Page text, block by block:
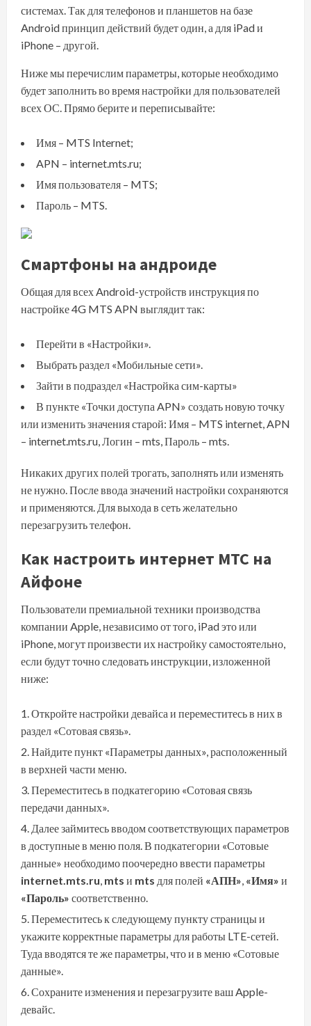
системах. Так для телефонов и планшетов на базе
Android принцип действий будет один, а для iPadи
iPhone – другой.
Ниже мы перечислим параметры, которые необходимо
будет заполнить во время настройки для пользователей
всех ОС. Прямо берите и переписывайте:
Имя – MTS Internet;
APN – internet.mts.ru;
Имя пользователя – MTS;
Пароль – MTS.
Смартфоны на андроиде
Общая для всех Android-устройств инструкция по
настройке 4G MTS APN выглядит так:
Перейти в «Настройки».
Выбрать раздел «Мобильные сети».
Зайти в подраздел «Настройка сим-карты»
В пункте «Точки доступа APN» создать новую точку
или изменить значения старой: Имя – MTS internet, APN
– internet.mts.ru, Логин – mts, Пароль – mts.
Никаких других полей трогать, заполнять или изменять
не нужно. После ввода значений настройки сохраняются
и применяются. Для выхода в сеть желательно
перезагрузить телефон.
Как настроить интернет МТС на
Айфоне
Пользователи премиальной техники производства
компании Apple, независимо от того, iPad это или
iPhone, могут произвести их настройку самостоятельно,
если будут точно следовать инструкции, изложенной
ниже:
Откройте настройки девайса и переместитесь в них в
раздел «Сотовая связь».
Найдите пункт «Параметры данных», расположенный
в верхней части меню.
Переместитесь в подкатегорию «Сотовая связь
передачи данных».
Далее займитесь вводом соответствующих параметров
в доступные в меню поля. В подкатегории «Сотовые
данные» необходимо поочередно ввести параметры
internet.mts.ru, mts и mts для полей «АПН», «Имя» и
«Пароль» соответственно.
Переместитесь к следующему пункту страницы и
укажите корректные параметры для работы LTE-сетей.
Туда вводятся те же параметры, что и в меню «Сотовые
данные».
Сохраните изменения и перезагрузите ваш Apple-
девайс.